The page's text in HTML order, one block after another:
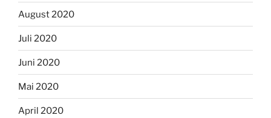
August 2020
Juli 2020
Juni 2020
Mai 2020
April 2020